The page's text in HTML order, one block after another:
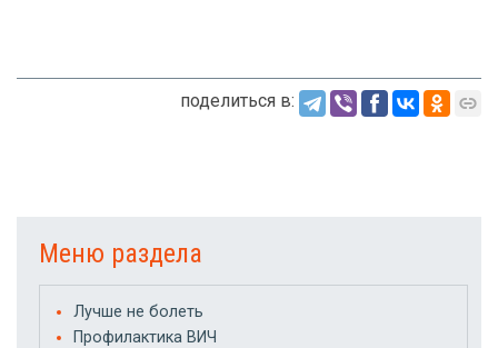
поделиться в:
Меню раздела
Лучше не болеть
Профилактика ВИЧ